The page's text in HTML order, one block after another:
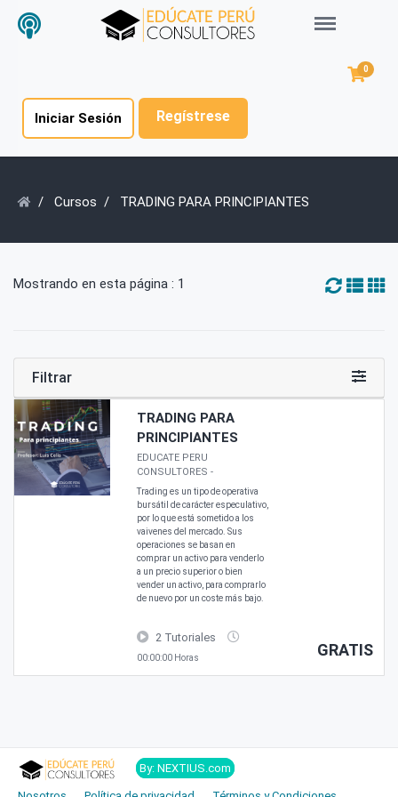
Menu
0
Iniciar Sesión Regístrese
Cursos TRADING PARA PRINCIPIANTES
Mostrando en esta página : 1
Filtrar
TRADING PARA
PRINCIPIANTES
EDUCATE PERU
CONSULTORES -
Trading es un tipo de operativa
bursátil de carácter especulativo,
por lo que está sometido a los
vaivenes del mercado. Sus
operaciones se basan en
comprar un activo para venderlo
a un precio superior o bien
vender un activo, para comprarlo
de nuevo por un coste más bajo.
2 Tutoriales
00:00:00 Horas GRATIS
By: NEXTIUS.com